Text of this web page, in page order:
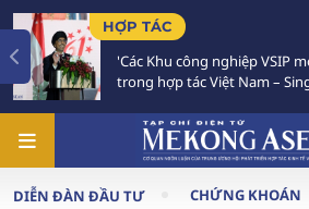
TÁC
Khu công nghiệp VSIP mở ra chương mới
hợp tác Việt Nam – Singapore'
DIỄN ĐÀN ĐẦU TƯ CHỨNG KHOÁN